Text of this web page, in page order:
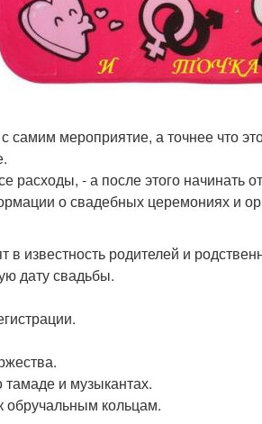
самим мероприятие, а точнее что
расходы, - а после этого начинать
о свадебных церемониях и
в известность родителей и
дату свадьбы.
и музыкантах.
обручальным кольцам.